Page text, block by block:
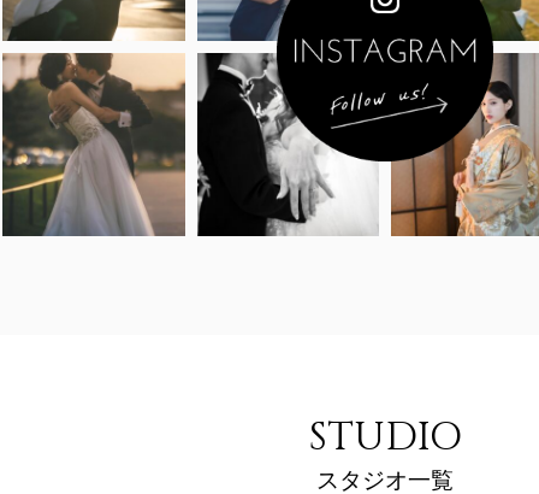
STUDIO
スタジオ一覧